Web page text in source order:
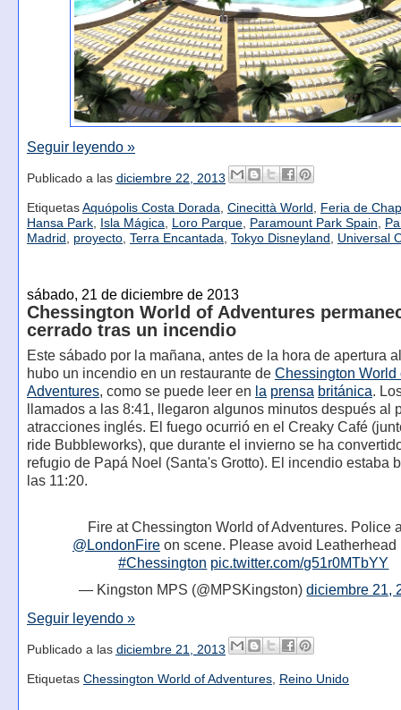
Seguir leyendo »
Publicado a las diciembre 22, 2013
Etiquetas Aquópolis Costa Dorada, Cinecittà World , Feria de
Hansa Park, Isla Mágica, Loro Parque, Paramount Park Spain,
Madrid , proyecto, Terra Encantada, Tokyo Disneyland , Universal
sábado, 21 de diciembre de 2013
Chessington World of Adventures
cerrado tras un incendio
Este sábado por la mañana, antes de la hora de apertura
hubo un incendio en un restaurante de Chessington World
Adventures, como se puede leer en la prensa británica.
llamados a las 8:41, llegaron algunos minutos después al
atracciones inglés. El fuego ocurrió en el Creaky Café
ride Bubbleworks), que durante el invierno se ha
refugio de Papá Noel (Santa's Grotto). El incendio estaba
las 11:20.
Fire at Chessington World of Adventures. Police
@LondonFireon scene. Please avoid Leatherhead
#Chessington pic.twitter.com/g51r0MTbYY
— Kingston MPS (@MPSKingston)diciembre 21,
Seguir leyendo »
Publicado a las diciembre 21, 2013
Etiquetas Chessington World of Adventures, Reino Unido